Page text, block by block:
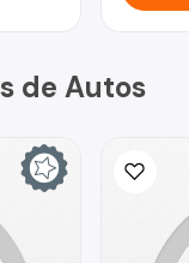
de Autos